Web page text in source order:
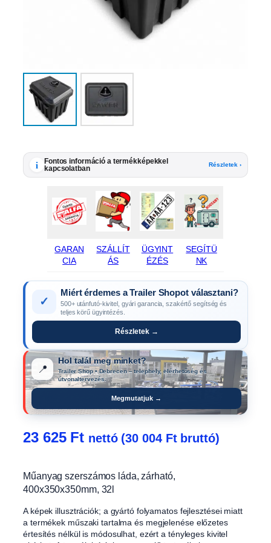
i
Fontos információ a termékképekkel
kapcsolatban
Részletek ›
GARAN
CIA
SZÁLLÍT
ÁS
ÜGYINT
ÉZÉS
SEGÍTÜ
NK
✓
Miért érdemes a Trailer Shopot választani?
500+ utánfutó-kivitel, gyári garancia, szakértő segítség és
teljes körű ügyintézés.
Részletek →
📍
Hol talál meg minket?
Trailer Shop • Debrecen – telephely, elérhetőség és
útvonaltervezés.
Megmutatjuk →
23 625 Ft nettó (30 004 Ftbruttó)
Műanyag szerszámos láda, zárható,
400x350x350mm, 32l
A képek illusztrációk; a gyártó folyamatos fejlesztései miatt
a termékek műszaki tartalma és megjelenése előzetes
értesítés nélkül is módosulhat, ezért a tényleges kivitel